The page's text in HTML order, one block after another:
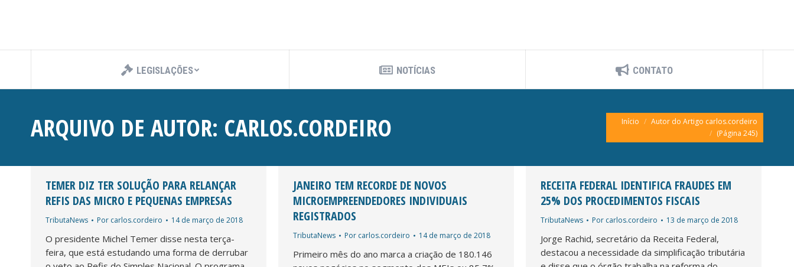
LEGISLAÇÕES NOTÍCIAS CONTATO
ARQUIVO DE AUTOR: CARLOS.CORDEIRO Você está aqui:
Início
Autor do Artigo carlos.cordeiro
(Página 245)
TEMER DIZ TER SOLUÇÃO PARA RELANÇAR
REFIS DAS MICRO E PEQUENAS EMPRESAS
TributaNews Por carlos.cordeiro 14 de março de 2018
O presidente Michel Temer disse nesta terça-
feira, que está estudando uma forma de derrubar
JANEIRO TEM RECORDE DE NOVOS
MICROEMPREENDEDORES INDIVIDUAIS
REGISTRADOS
TributaNews Por carlos.cordeiro 14 de março de 2018
Primeiro mês do ano marca a criação de 180.146
RECEITA FEDERAL IDENTIFICA FRAUDES EM
25% DOS PROCEDIMENTOS FISCAIS
TributaNews Por carlos.cordeiro 13 de março de 2018
Jorge Rachid, secretário da Receita Federal,
destacou a necessidade da simplificação tributária